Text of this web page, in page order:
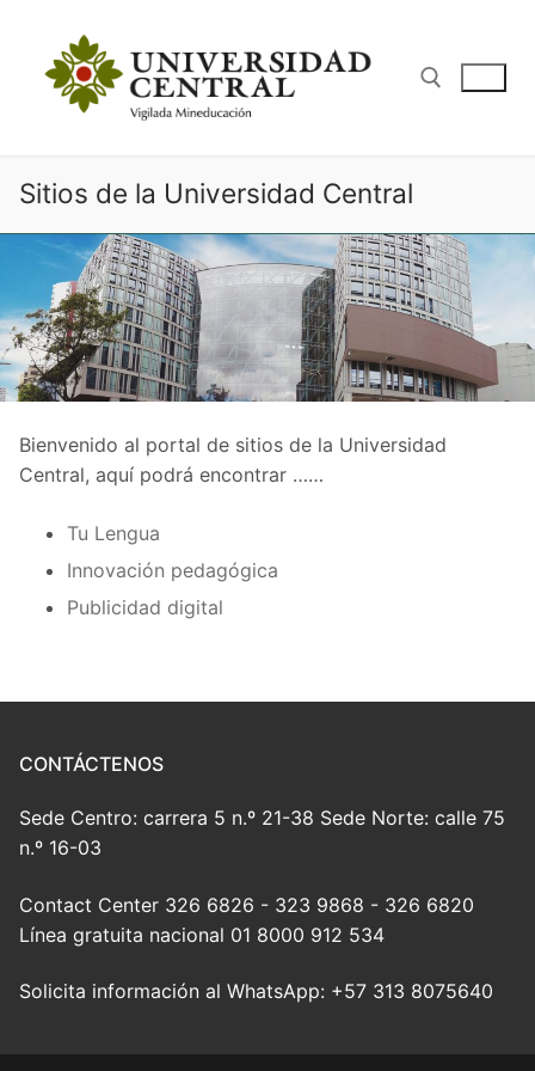
contenido
Buscar:
Sitios de la Universidad Central
Bienvenido al portal de sitios de la Universidad
Central, aquí podrá encontrar ……
Tu Lengua
Innovación pedagógica
Publicidad digital
CONTÁCTENOS
Sede Centro: carrera 5 n.º 21-38 Sede Norte: calle 75
n.º 16-03
Contact Center 326 6826 - 323 9868 - 326 6820
Línea gratuita nacional 01 8000 912 534
Solicita información al WhatsApp: +57 313 8075640